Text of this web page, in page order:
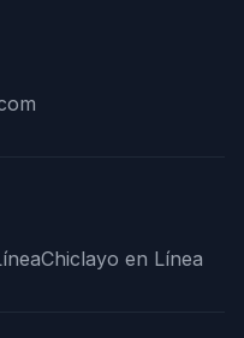
Chiclayo en Línea